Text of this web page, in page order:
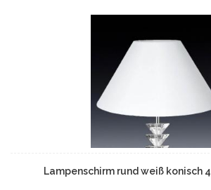
Lampenschirm rund weiß konisch